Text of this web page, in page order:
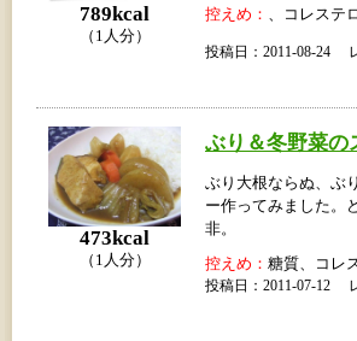
789kcal
（1人分）
控えめ： 、コレステ
投稿日：2011-08-24
473kcal
（1人分）
ぶり＆冬野菜の
ぶり大根ならぬ、ぶ
ー作ってみました。
非。
控えめ： 糖質、コレ
投稿日：2011-07-12